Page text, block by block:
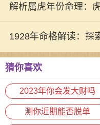
之路
解析属虎年份命理：
外的新气象
1928年命格解读：探
示
猜你喜欢
2023年你会发大财吗
测你近期能否脱单